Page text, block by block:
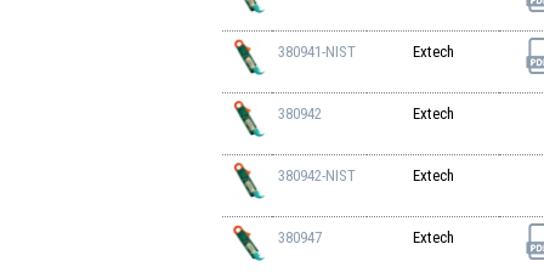
380941-NIST Extech
380942 Extech
380942-NIST Extech
380947 Extech